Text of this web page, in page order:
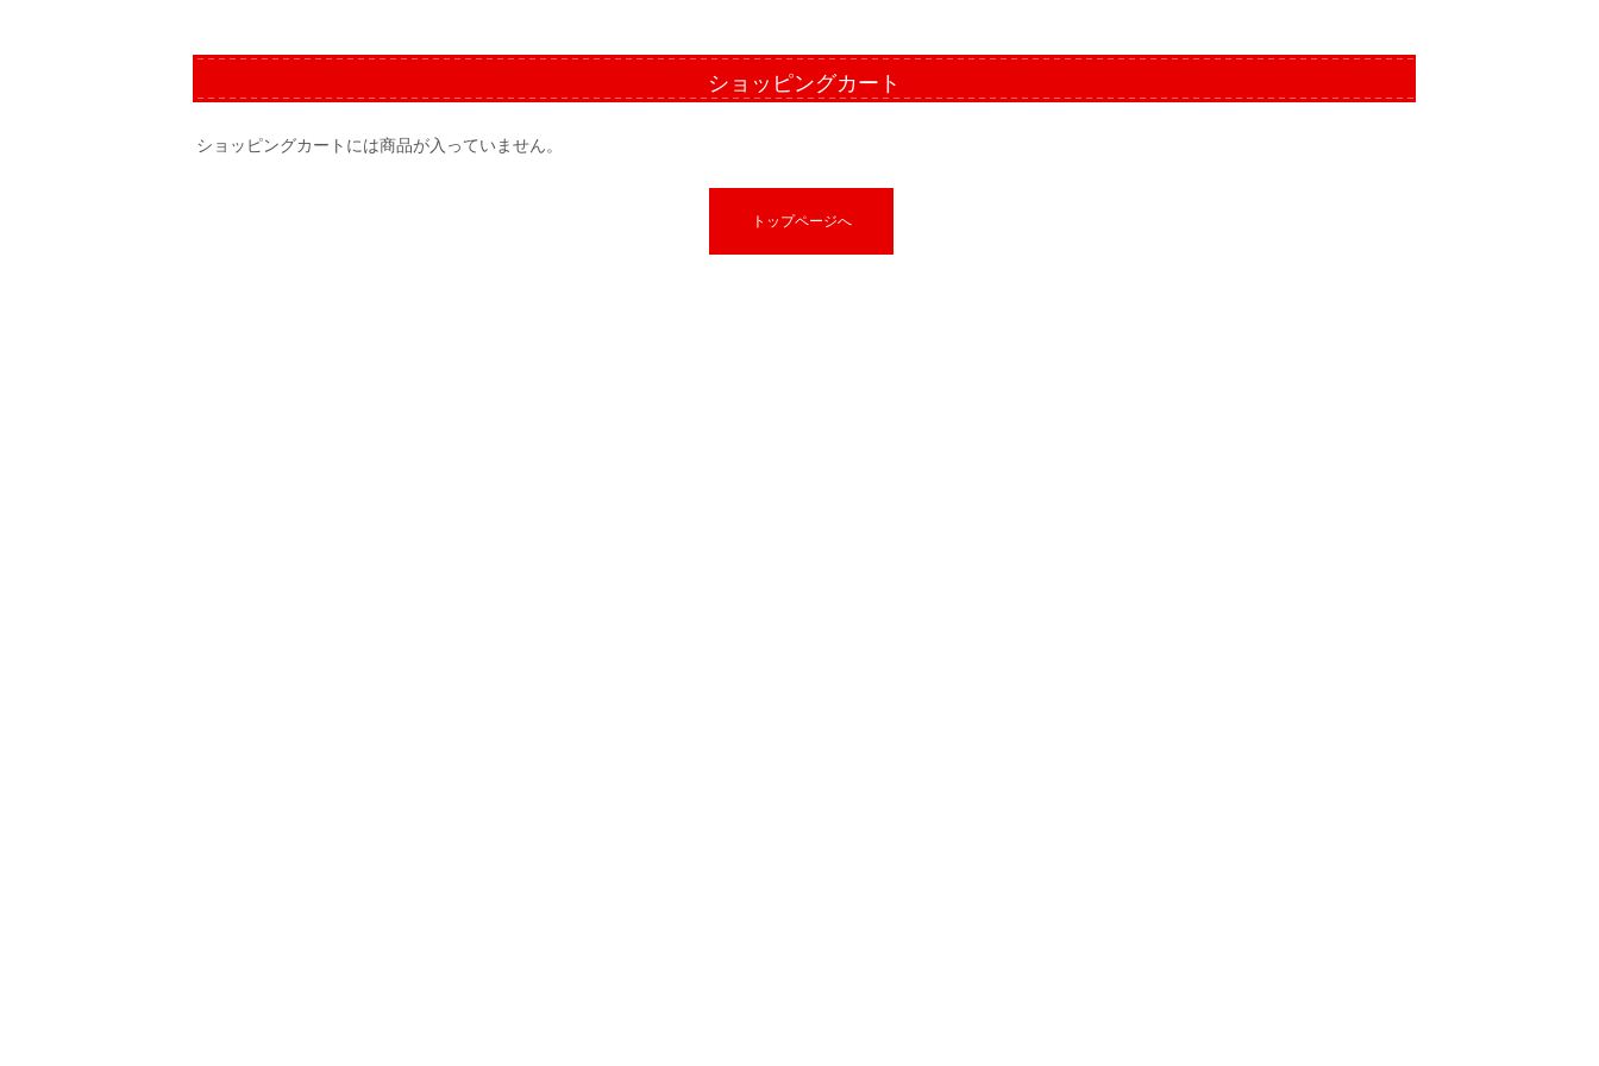
ショッピングカート
ショッピングカートには商品が入っていません。
トップページへ